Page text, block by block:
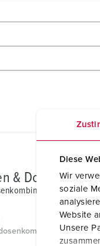
Diese
Wir
soziale
Website
Unsere
& Downloads
mit FI Typ
mit FI